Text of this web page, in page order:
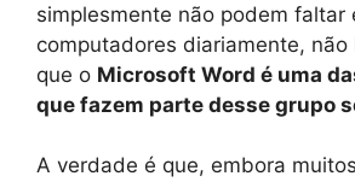
simplesmente não podem faltar
computadores diariamente,
que o Microsoft Word é uma
que fazem parte desse grupo
A verdade é que, embora